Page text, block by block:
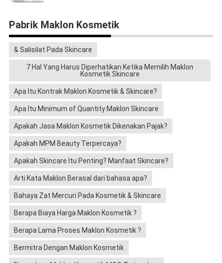
Pabrik Maklon Kosmetik
& Salisilat Pada Skincare
7 Hal Yang Harus Diperhatikan Ketika Memilih Maklon
Kosmetik Skincare
Apa Itu Kontrak Maklon Kosmetik & Skincare?
Apa Itu Minimum of Quantity Maklon Skincare
Apakah Jasa Maklon Kosmetik Dikenakan Pajak?
Apakah MPM Beauty Terpercaya?
Apakah Skincare Itu Penting? Manfaat Skincare?
Arti Kata Maklon Berasal dari bahasa apa?
Bahaya Zat Mercuri Pada Kosmetik & Skincare
Berapa Biaya Harga Maklon Kosmetik ?
Berapa Lama Proses Maklon Kosmetik ?
Bermitra Dengan Maklon Kosmetik